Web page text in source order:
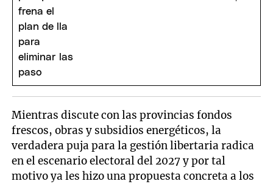
Mientras discute con las provincias fondos
frescos, obras y subsidios energéticos, la
verdadera puja para la gestión libertaria radica
en el escenario electoral del 2027 y por tal
motivo ya les hizo una propuesta concreta a los